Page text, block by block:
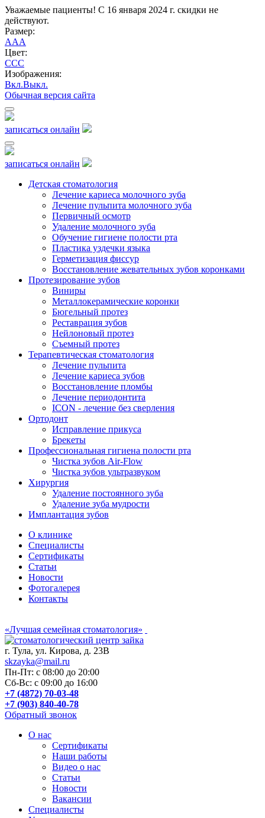
Уважаемые пациенты! С 16 января 2024 г. скидки не
действуют.
Размер:
AAA
Цвет:
CCC
Изображения:
Вкл.Выкл.
Обычная версия сайта
записаться онлайн
записаться онлайн
Детская стоматология
Лечение кариеса молочного зуба
Лечение пульпита молочного зуба
Первичный осмотр
Удаление молочного зуба
Обучение гигиене полости рта
Пластика уздечки языка
Герметизация фиссур
Восстановление жевательных зубов коронками
Протезирование зубов
Виниры
Металлокерамические коронки
Бюгельный протез
Реставрация зубов
Нейлоновый протез
Съемный протез
Терапевтическая стоматология
Лечение пульпита
Лечение кариеса зубов
Восстановление пломбы
Лечение периодонтита
ICON - лечение без сверления
Ортодонт
Исправление прикуса
Брекеты
Профессиональная гигиена полости рта
Чистка зубов Air-Flow
Чистка зубов ультразвуком
Хирургия
Удаление постоянного зуба
Удаление зуба мудрости
Имплантация зубов
О клинике
Специалисты
Сертификаты
Статьи
Новости
Фотогалерея
Контакты
«Лучшая семейная стоматология»
г. Тула, ул. Кирова, д. 23В
skzayka@mail.ru
Пн-Пт: с 08:00 до 20:00
Сб-Вс: с 09:00 до 16:00
+7 (4872) 70-03-48
+7 (903) 840-40-78
Обратный звонок
О нас
Сертификаты
Наши работы
Видео о нас
Статьи
Новости
Вакансии
Специалисты